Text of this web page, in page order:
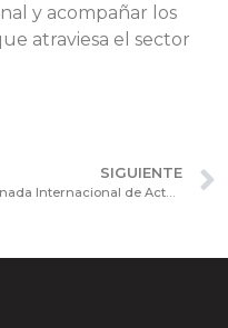
y acompañar los
atraviesa el sector
SIGUIENTE
Jornada Internacional de Actualización sobre Financiamiento de Proyectos y Mercado de Capitales